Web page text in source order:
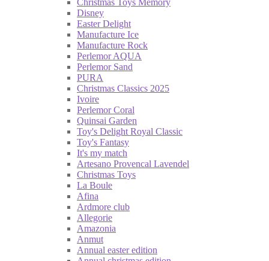
Christmas Toys Memory
Disney
Easter Delight
Manufacture Ice
Manufacture Rock
Perlemor AQUA
Perlemor Sand
PURA
Christmas Classics 2025
Ivoire
Perlemor Coral
Quinsai Garden
Toy's Delight Royal Classic
Toy's Fantasy
It's my match
Artesano Provencal Lavendel
Christmas Toys
La Boule
Afina
Ardmore club
Allegorie
Amazonia
Anmut
Annual easter edition